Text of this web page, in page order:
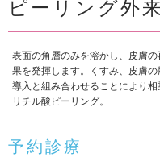
ピーリング外来
表面の角層のみを溶かし、皮膚
果を発揮します。くすみ、皮膚
導入と組み合わせることにより
リチル酸ピーリング。
予約診療